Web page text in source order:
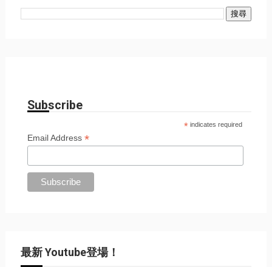
Subscribe
* indicates required
Email Address*
最新 Youtube登場！